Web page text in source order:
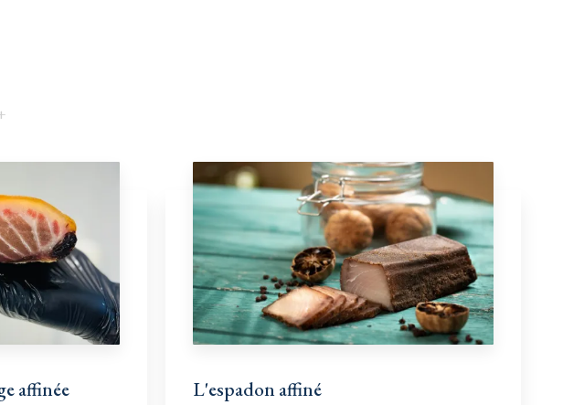
affinée L'espadon affiné